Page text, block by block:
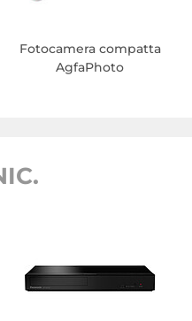
Fotocamera compatta
AgfaPhoto